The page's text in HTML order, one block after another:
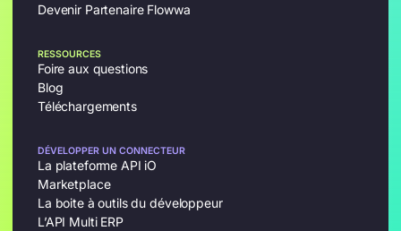
Devenir Partenaire Flowwa
RESSOURCES
Foire aux questions
Blog
Téléchargements
DÉVELOPPER UN CONNECTEUR
La plateforme API iO
Marketplace
La boite à outils du développeur
L’API Multi ERP